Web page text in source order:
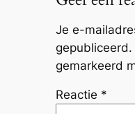
Je e-
gepubliceerd.
gemarkeerd
Reactie *